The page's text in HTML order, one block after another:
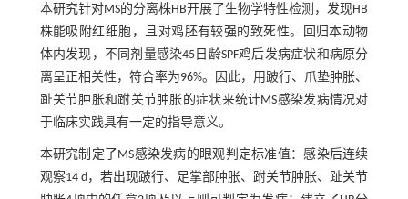
本研究针对MS的分离株HB开展了生物学特性检测，发现HB
株能吸附红细胞，且对鸡胚有较强的致死性。回归本动物
体内发现，不同剂量感染45日龄SPF鸡后发病症状和病原分
离呈正相关性，符合率为96%。因此，用跛行、爪垫肿胀、
趾关节肿胀和跗关节肿胀的症状来统计MS感染发病情况对
于临床实践具有一定的指导意义。
本研究制定了MS感染发病的眼观判定标准值：感染后连续
观察14 d，若出现跛行、足掌部肿胀、跗关节肿胀、趾关节